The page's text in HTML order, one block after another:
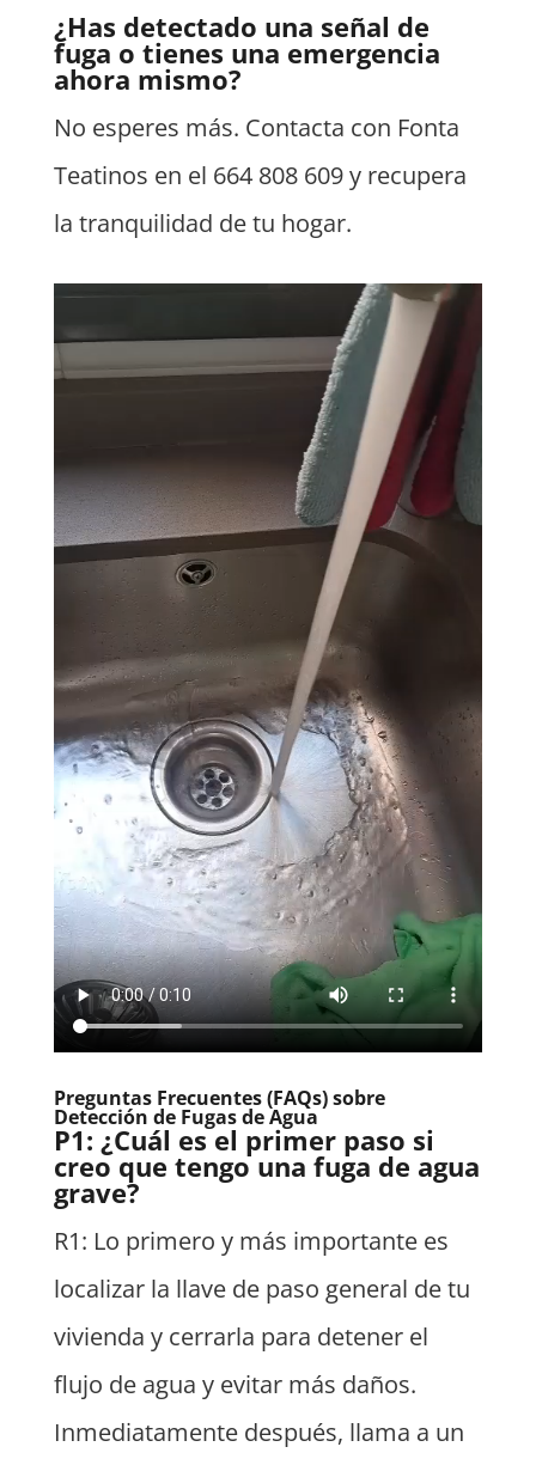
¿Has detectado una señal de
fuga o tienes una emergencia
ahora mismo?
No esperes más. Contacta con Fonta
Teatinos en el 664 808 609 y recupera
la tranquilidad de tu hogar.
Preguntas Frecuentes (FAQs) sobre
Detección de Fugas de Agua
P1: ¿Cuál es el primer paso si
creo que tengo una fuga de agua
grave?
R1: Lo primero y más importante es
localizar la llave de paso general de tu
vivienda y cerrarla para detener el
flujo de agua y evitar más daños.
Inmediatamente después, llama a un